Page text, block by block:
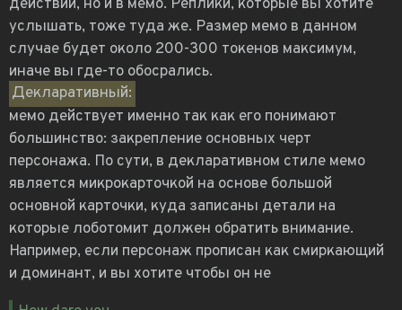
действий, но и в мемо. Реплики, которые вы хотите
услышать, тоже туда же. Размер мемо в данном
случае будет около 200-300 токенов максимум,
иначе вы где-то обосрались.
Декларативный:
мемо действует именно так как его понимают
большинство: закрепление основных черт
персонажа. По сути, в декларативном стиле мемо
является микрокарточкой на основе большой
основной карточки, куда записаны детали на
которые лоботомит должен обратить внимание.
Например, если персонаж прописан как смиркающий
и доминант, и вы хотите чтобы он не